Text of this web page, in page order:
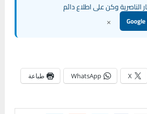
الناصرية وكن على اطلاع دائم
×
X
WhatsApp طباعة